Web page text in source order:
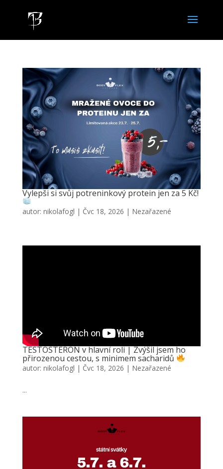
Vylepši si svůj potreninkový protein jen za 5 Kč!
autor: nikolafogl | Čvc 18, 2026 | Nezařazené
TESTOSTERON v hlavní roli | Zvýšil jsem ho
přirozenou cestou, s minimem sacharidů
autor: nikolafogl | Čvc 18, 2026 | Nezařazené
...